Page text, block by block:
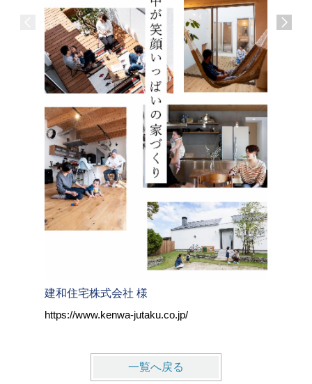
建和住宅株式会社 様
https://www.kenwa-jutaku.co.jp/
一覧へ戻る